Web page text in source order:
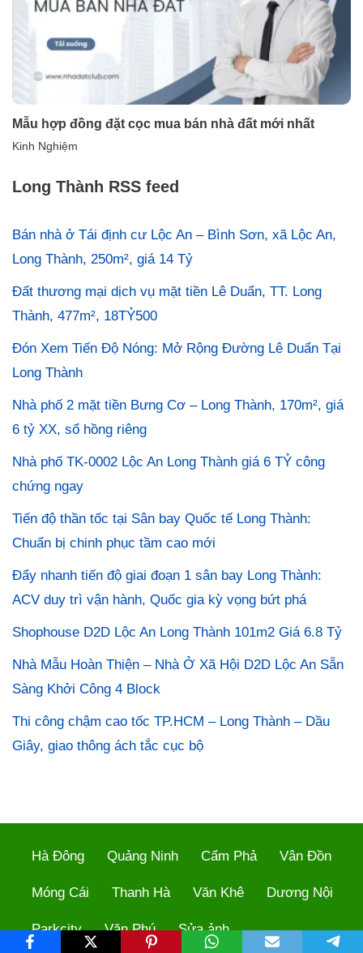
Mẫu hợp đồng đặt cọc mua bán nhà đất mới nhất
Kinh Nghiệm
Long Thành RSS feed
Bán nhà ở Tái định cư Lộc An – Bình Sơn, xã Lộc An,
Long Thành, 250m², giá 14 Tỷ
Đất thương mại dịch vụ mặt tiền Lê Duẩn, TT. Long
Thành, 477m², 18TỶ500
Đón Xem Tiến Độ Nóng: Mở Rộng Đường Lê Duẩn Tại
Long Thành
Nhà phố 2 mặt tiền Bưng Cơ – Long Thành, 170m², giá
6 tỷ XX, sổ hồng riêng
Nhà phố TK-0002 Lộc An Long Thành giá 6 TỶ công
chứng ngay
Tiến độ thần tốc tại Sân bay Quốc tế Long Thành:
Chuẩn bị chinh phục tầm cao mới
Đẩy nhanh tiến độ giai đoạn 1 sân bay Long Thành:
ACV duy trì vận hành, Quốc gia kỳ vọng bứt phá
Shophouse D2D Lộc An Long Thành 101m2 Giá 6.8 Tỷ
Nhà Mẫu Hoàn Thiện – Nhà Ở Xã Hội D2D Lộc An Sẵn
Sàng Khởi Công 4 Block
Thi công chậm cao tốc TP.HCM – Long Thành – Dầu
Giây, giao thông ách tắc cục bộ
Hà Đông Quảng Ninh Cẩm Phả Vân Đồn
Móng Cái Thanh Hà Văn Khê Dương Nội
Parkcity Văn Phú Sửa ảnh